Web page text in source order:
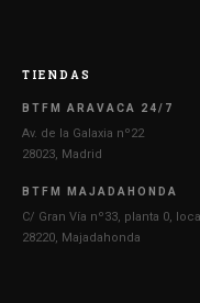
TIENDAS
BTFM ARAVACA 24/7
Av. de la Galaxia nº22
28023, Madrid
BTFM MAJADAHONDA
C/ Gran Vía nº33, planta 0,
28220, Majadahonda